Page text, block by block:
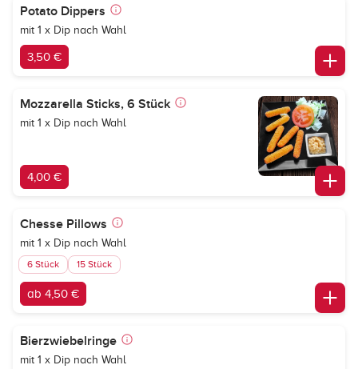
Potato Dippers
mit 1 x Dip nach Wahl
3,50 €
Mozzarella Sticks, 6 Stück
mit 1 x Dip nach Wahl
4,00 €
Chesse Pillows
mit 1 x Dip nach Wahl
6 Stück 15 Stück
ab 4,50 €
Bierzwiebelringe
mit 1 x Dip nach Wahl